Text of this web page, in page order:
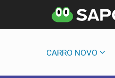
CARRO NOVO